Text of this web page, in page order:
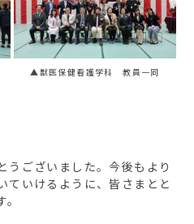
▲獣医保健看護学科 教員一同
ございました。今後もより
ていけるように、皆さまとと